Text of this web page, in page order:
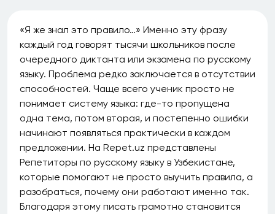
«Я же знал это правило…» Именно эту фразу
каждый год говорят тысячи школьников после
очередного диктанта или экзамена по русскому
языку. Проблема редко заключается в отсутствии
способностей. Чаще всего ученик просто не
понимает систему языка: где-то пропущена
одна тема, потом вторая, и постепенно ошибки
начинают появляться практически в каждом
предложении. На Repet.uz представлены
Репетиторы по русскому языку в Узбекистане,
которые помогают не просто выучить правила, а
разобраться, почему они работают именно так.
Благодаря этому писать грамотно становится